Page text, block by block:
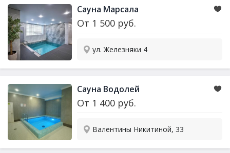
Сауна Марсала
От 1 500 руб.
ул. Железняки 4
Сауна Водолей
От 1 400 руб.
Валентины Никитиной, 33